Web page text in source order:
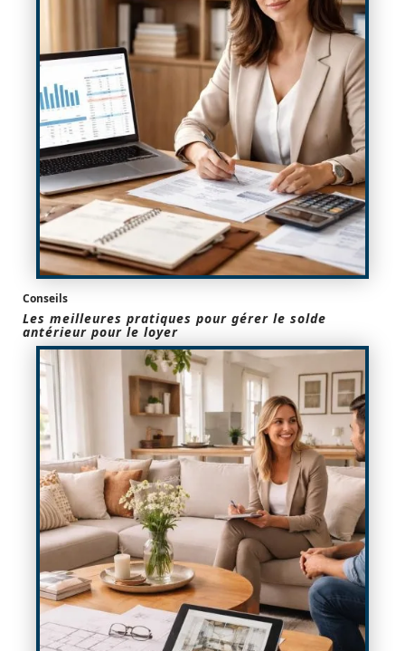
Conseils
Les meilleures pratiques pour gérer le solde
antérieur pour le loyer